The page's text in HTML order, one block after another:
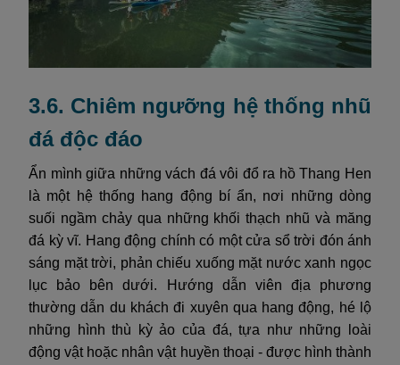
3.6. Chiêm ngưỡng hệ thống nhũ
đá độc đáo
Ẩn mình giữa những vách đá vôi đổ ra hồ Thang Hen
là một hệ thống hang động bí ẩn, nơi những dòng
suối ngầm chảy qua những khối thạch nhũ và măng
đá kỳ vĩ. Hang động chính có một cửa sổ trời đón ánh
sáng mặt trời, phản chiếu xuống mặt nước xanh ngọc
lục bảo bên dưới. Hướng dẫn viên địa phương
thường dẫn du khách đi xuyên qua hang động, hé lộ
những hình thù kỳ ảo của đá, tựa như những loài
động vật hoặc nhân vật huyền thoại - được hình thành